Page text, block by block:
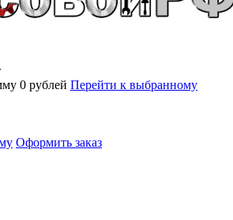
0 рублей Перейти к выбранному
Оформить заказ